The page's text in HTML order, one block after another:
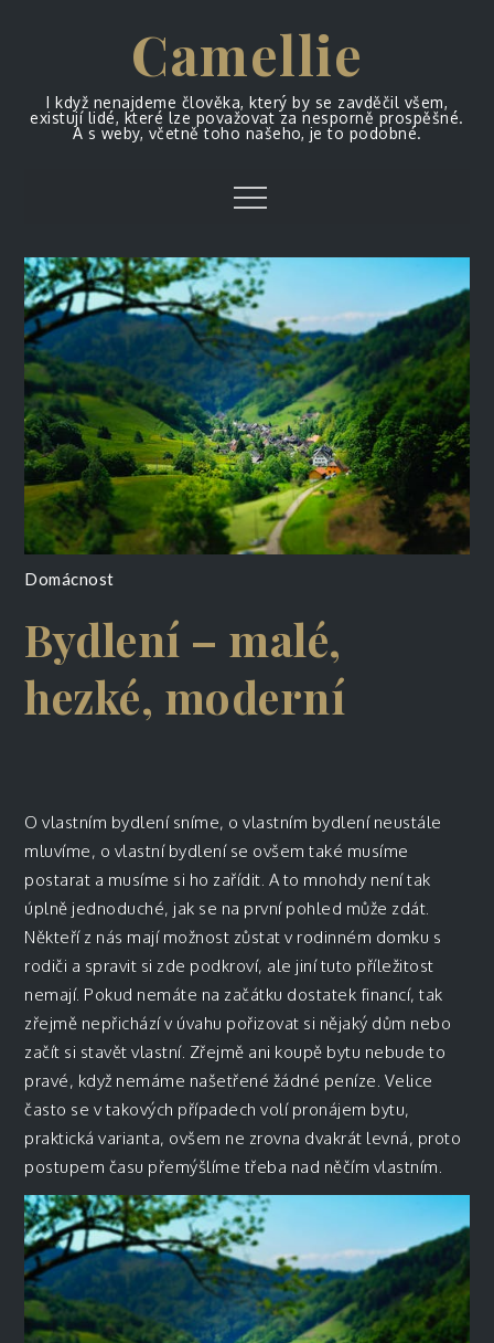
Camellie
I když nenajdeme člověka, který by se zavděčil všem,
existují lidé, které lze považovat za nesporně prospěšné.
A s weby, včetně toho našeho, je to podobné.
Menu
Domácnost
Bydlení – malé,
hezké, moderní
O vlastním bydlení sníme, o vlastním bydlení neustále
mluvíme, o vlastní bydlení se ovšem také musíme
postarat a musíme si ho zařídit. A to mnohdy není tak
úplně jednoduché, jak se na první pohled může zdát.
Někteří z nás mají možnost zůstat v rodinném domku s
rodiči a spravit si zde podkroví, ale jiní tuto příležitost
nemají. Pokud nemáte na začátku dostatek financí, tak
zřejmě nepřichází v úvahu pořizovat si nějaký dům nebo
začít si stavět vlastní. Zřejmě ani koupě bytu nebude to
pravé, když nemáme našetřené žádné peníze. Velice
často se v takových případech volí pronájem bytu,
praktická varianta, ovšem ne zrovna dvakrát levná, proto
postupem času přemýšlíme třeba nad něčím vlastním.